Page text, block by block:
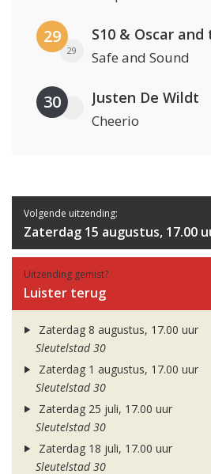
29
29
S10 & Oscar
Safe and Sound
30 Justen De Wildt
Cheerio
Volgende uitzending:
Zaterdag 15 augustus, 17.00
Uitzending gemist?
Luister terug
Zaterdag 8 augustus, 17.00 uur
Sleutelstad 30
Zaterdag 1 augustus, 17.00 uur
Sleutelstad 30
Zaterdag 25 juli, 17.00 uur
Sleutelstad 30
Zaterdag 18 juli, 17.00 uur
Sleutelstad 30